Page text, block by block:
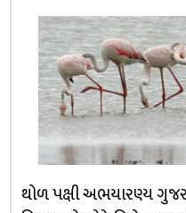
થોળ પક્ષી અભયારણ્ય